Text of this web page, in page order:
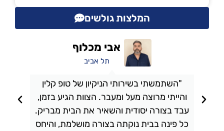
המלצות גולשים
"השתמשתי בשירותי הניקיון של טופ קלין
והייתי מרוצה מעל ומעבר. הצוות הגיע בזמן,
עבד בצורה יסודית והשאיר את הבית מבריק.
כל פינה בבית נוקתה בצורה מושלמת, והיחס
אבי מכלוף
תל אביב